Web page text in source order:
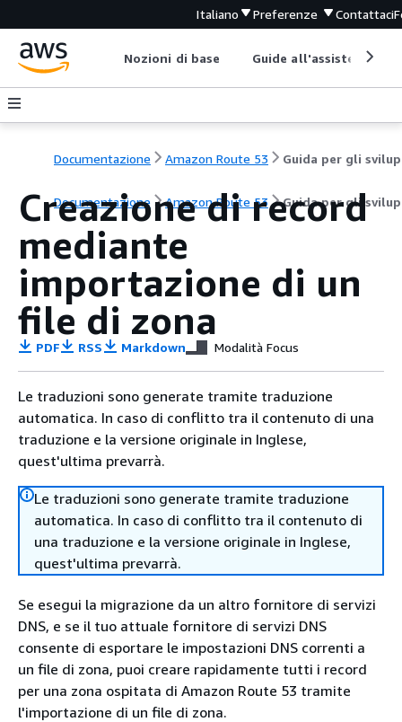
Italiano Preferenze Contattaci
Nozioni di base Guide all'assistenza
Documentazione Amazon Route 53
Documentazione Amazon Route 53 Guida per gli
Creazione di record
mediante
importazione di un
file di zona
PDF RSS Markdown Modalità Focus
Le traduzioni sono generate tramite traduzione
automatica. In caso di conflitto tra il contenuto di una
traduzione e la versione originale in Inglese,
quest'ultima prevarrà.
Le traduzioni sono generate tramite traduzione
automatica. In caso di conflitto tra il contenuto di
una traduzione e la versione originale in Inglese,
quest'ultima prevarrà.
Se esegui la migrazione da un altro fornitore di servizi
DNS, e se il tuo attuale fornitore di servizi DNS
consente di esportare le impostazioni DNS correnti a
un file di zona, puoi creare rapidamente tutti i record
per una zona ospitata di Amazon Route 53 tramite
l'importazione di un file di zona.